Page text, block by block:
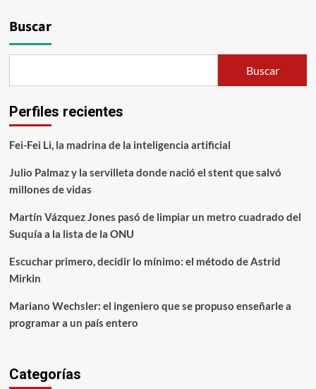
Buscar
Buscar
Perfiles recientes
Fei-Fei Li, la madrina de la inteligencia artificial
Julio Palmaz y la servilleta donde nació el stent que salvó
millones de vidas
Martín Vázquez Jones pasó de limpiar un metro cuadrado del
Suquía a la lista de la ONU
Escuchar primero, decidir lo mínimo: el método de Astrid
Mirkin
Mariano Wechsler: el ingeniero que se propuso enseñarle a
programar a un país entero
Categorías